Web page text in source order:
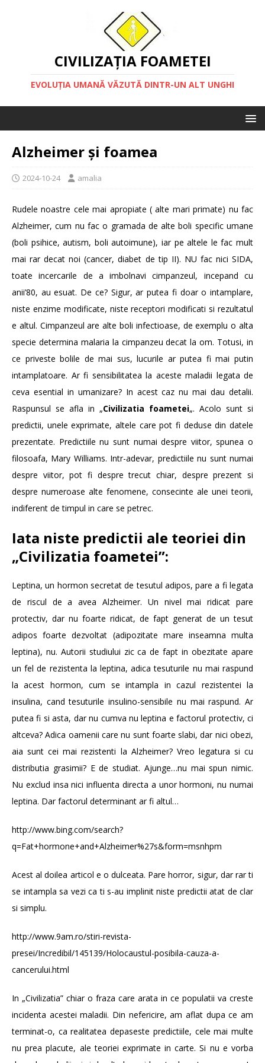
CIVILIZAȚIA FOAMETEI
EVOLUȚIA UMANĂ VĂZUTĂ DINTR-UN ALT UNGHI
Alzheimer și foamea
2024-10-24 amalia
Rudele noastre cele mai apropiate ( alte mari primate) nu fac
Alzheimer, cum nu fac o gramada de alte boli specific umane
(boli psihice, autism, boli autoimune), iar pe altele le fac mult
mai rar decat noi (cancer, diabet de tip II). NU fac nici SIDA,
toate incercarile de a imbolnavi cimpanzeul, incepand cu
anii’80, au esuat. De ce? Sigur, ar putea fi doar o intamplare,
niste enzime modificate, niste receptori modificati si rezultatul
e altul. Cimpanzeul are alte boli infectioase, de exemplu o alta
specie determina malaria la cimpanzeu decat la om. Totusi, in
ce priveste bolile de mai sus, lucurile ar putea fi mai putin
intamplatoare. Ar fi sensibilitatea la aceste maladii legata de
ceva esential in umanizare? In acest caz nu mai dau detalii.
Raspunsul se afla in „Civilizatia foametei„. Acolo sunt si
predictii, unele exprimate, altele care pot fi deduse din datele
prezentate. Predictiile nu sunt numai despre viitor, spunea o
filosoafa, Mary Williams. Intr-adevar, predictiile nu sunt numai
despre viitor, pot fi despre trecut chiar, despre prezent si
despre numeroase alte fenomene, consecinte ale unei teorii,
indiferent de timpul in care se petrec.
Iata niste predictii ale teoriei din
„Civilizatia foametei”:
Leptina, un hormon secretat de tesutul adipos, pare a fi legata
de riscul de a avea Alzheimer. Un nivel mai ridicat pare
protectiv, dar nu foarte ridicat, de fapt generat de un tesut
adipos foarte dezvoltat (adipozitate mare inseamna multa
leptina), nu. Autorii studiului zic ca de fapt in obezitate apare
un fel de rezistenta la leptina, adica tesuturile nu mai raspund
la acest hormon, cum se intampla in cazul rezistentei la
insulina, cand tesuturile insulino-sensibile nu mai raspund. Ar
putea fi si asta, dar nu cumva nu leptina e factorul protectiv, ci
altceva? Adica oamenii care nu sunt foarte slabi, dar nici obezi,
aia sunt cei mai rezistenti la Alzheimer? Vreo legatura si cu
distributia grasimii? E de studiat. Ajunge…nu mai spun nimic.
Nu exclud insa nici influenta directa a unor hormoni, nu numai
leptina. Dar factorul determinant ar fi altul…
http://www.bing.com/search?
q=Fat+hormone+and+Alzheimer%27s&form=msnhpm
Acest al doilea articol e o dulceata. Pare horror, sigur, dar rar ti
se intampla sa vezi ca ti s-au implinit niste predictii atat de clar
si simplu.
http://www.9am.ro/stiri-revista-
presei/Incredibil/145139/Holocaustul-posibila-cauza-a-
cancerului.html
In „Civilizatia” chiar o fraza care arata in ce populatii va creste
incidenta acestei maladii. Din nefericire, am aflat dupa ce am
terminat-o, ca realitatea depaseste predictiile, cele mai multe
nu prea placute, ale teoriei exprimate in carte. Si nu e vorba